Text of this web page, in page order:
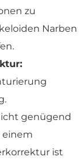
zu
Narben
genügend
einem
ist